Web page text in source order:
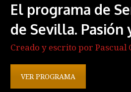
El programa de
de Sevilla. Pasión
Creado y escrito por Pascual
VER PROGRAMA